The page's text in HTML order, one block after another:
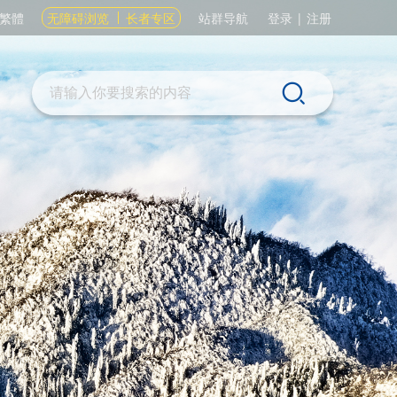
繁體 无障碍浏览 长者专区 站群导航 登录 | 注册